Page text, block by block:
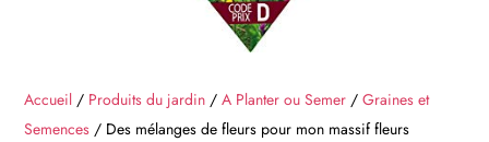
Accueil / Produits du jardin /A Planter ou Semer /Graines et
Semences / Des mélanges de fleurs pour mon massif fleurs